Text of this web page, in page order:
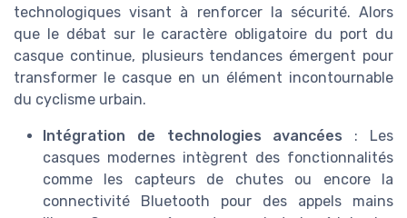
technologiques visant à renforcer la sécurité. Alors
que le débat sur le caractère obligatoire du port du
casque continue, plusieurs tendances émergent pour
transformer le casque en un élément incontournable
du cyclisme urbain.
Intégration de technologies avancées : Les
casques modernes intègrent des fonctionnalités
comme les capteurs de chutes ou encore la
connectivité Bluetooth pour des appels mains